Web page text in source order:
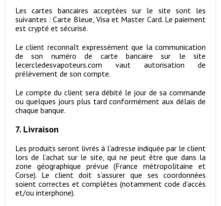
Les cartes bancaires acceptées sur le site sont les
suivantes : Carte Bleue, Visa et Master Card. Le paiement
est crypté et sécurisé.
Le client reconnaît expressément que la communication
de son numéro de carte bancaire sur le site
lecercledesvapoteurs.com vaut autorisation de
prélèvement de son compte.
Le compte du client sera débité le jour de sa commande
ou quelques jours plus tard conformément aux délais de
chaque banque.
7. Livraison
Les produits seront livrés à l'adresse indiquée par le client
lors de l’achat sur le site, qui ne peut être que dans la
zone géographique prévue (France métropolitaine et
Corse). Le client doit s’assurer que ses coordonnées
soient correctes et complètes (notamment code d’accès
et/ou interphone).